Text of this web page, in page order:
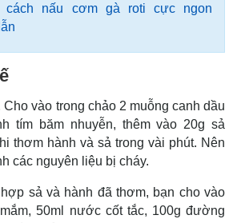
cách nấu cơm gà roti cực ngon
Cho vào trong chảo 2 muỗng canh dầu
tím băm nhuyễn, thêm vào 20g sả
thơm hành và sả trong vài phút. Nên
các nguyên liệu bị cháy.
sả và hành đã thơm, bạn cho vào
50ml nước cốt tắc, 100g đường